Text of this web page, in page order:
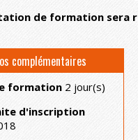
de formation sera
complémentaires
formation 2 jour(s)
d'inscription